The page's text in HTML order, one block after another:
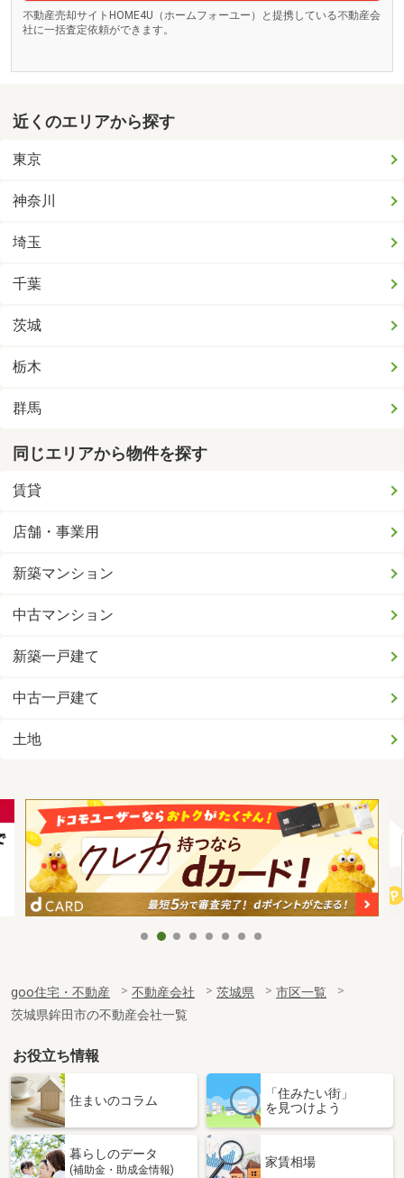
不動産売却サイトHOME4U（ホームフォーユー）と提携している不動産会
社に一括査定依頼ができます。
近くのエリアから探す
東京
神奈川
埼玉
千葉
茨城
栃木
群馬
同じエリアから物件を探す
賃貸
店舗・事業用
新築マンション
中古マンション
新築一戸建て
中古一戸建て
土地
goo住宅・不動産 不動産会社 茨城県
市区一覧
茨城県鉾田市の不動産会社一覧
お役立ち情報
住まいのコラム
「住みたい街」
を見つけよう
暮らしのデータ
(補助金・助成金情報)
家賃相場